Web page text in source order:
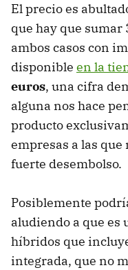
El precio es
que hay que sumar
ambos casos con
disponible en la
euros, una cifra
alguna nos hace
producto
empresas a las
fuerte desembolso.
Posiblemente
aludiendo a que es
híbridos que
integrada, que no